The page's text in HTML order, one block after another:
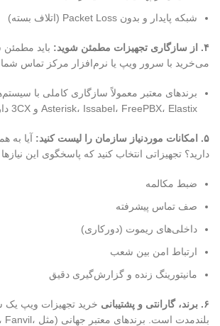
شبکه پایدار و بدون Packet Loss (اتلاف بسته)
۴. از سازگاری تجهیزات مطمئن شوید: باید
می‌خرید با سرور ویپ یا نرم‌افزار مرکز تماس شما
برندهای معتبر معمولاً سازگاری کاملی با
Asterisk، Issabel، FreePBX، Elastix و 3CX دارند.
۵. امکانات موردنیاز سازمان را لیست کنید: آیا به
دارید؟ تجهیزاتی انتخاب کنید که پاسخگوی این
ضبط مکالمه
صف تماس پیشرفته
داخلی‌های ریموت (دورکاری)
ارتباط امن بین شعب
مانیتورینگ زنده و گزارش‌گیری دقیق
۶. برند، گارانتی و پشتیبانی خرید تجهیزات ویپ یک
بلندمدت است. برندهای معتبر جهانی (مثل ، Fanvil،